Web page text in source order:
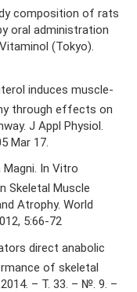
composition of rats
oral administration
(Tokyo).
induces muscle-
through effects on
J Appl Physiol.
Mar 17.
In Vitro
Skeletal Muscle
Atrophy. World
5:66-72
direct anabolic
of skeletal
– Т. 33. – №. 9. –